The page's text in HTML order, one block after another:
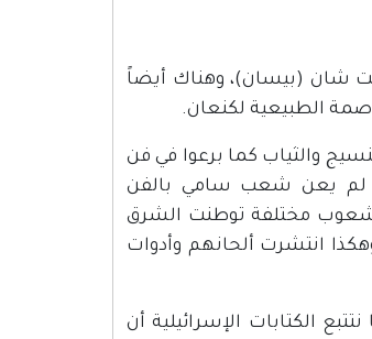
شان (بيسان)، وهناك أيضاً
الطبيعية لكنعان.
والثياب كما برعوا في فن
لم يعن شعب سامي بالفن
شعوب مختلفة توطنت الشرق
انتشرت ألحانهم وأدوات
الكتابات الإسرائيلية أن